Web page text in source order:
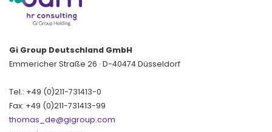
Gi Group Deutschland GmbH
Emmericher Straße 26 · D-40474 Düsseldorf
Tel.: +49 (0)211-731413-0
Fax: +49 (0)211-731413-99
thomas_de@gigroup.com